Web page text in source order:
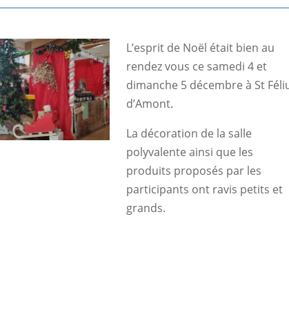
L’esprit de Noël était bien au
rendez vous ce samedi 4 et
dimanche 5 décembre à St
d’Amont.
La décoration de la salle
polyvalente ainsi que les
produits proposés par les
participants ont ravis petits et
grands.